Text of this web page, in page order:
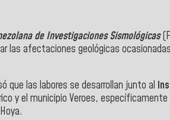
de Investigaciones Sismológicas
las afectaciones geológicas
que las labores se desarrollan junto al
y el municipio Veroes,